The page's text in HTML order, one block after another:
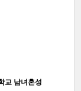
교 남녀혼성